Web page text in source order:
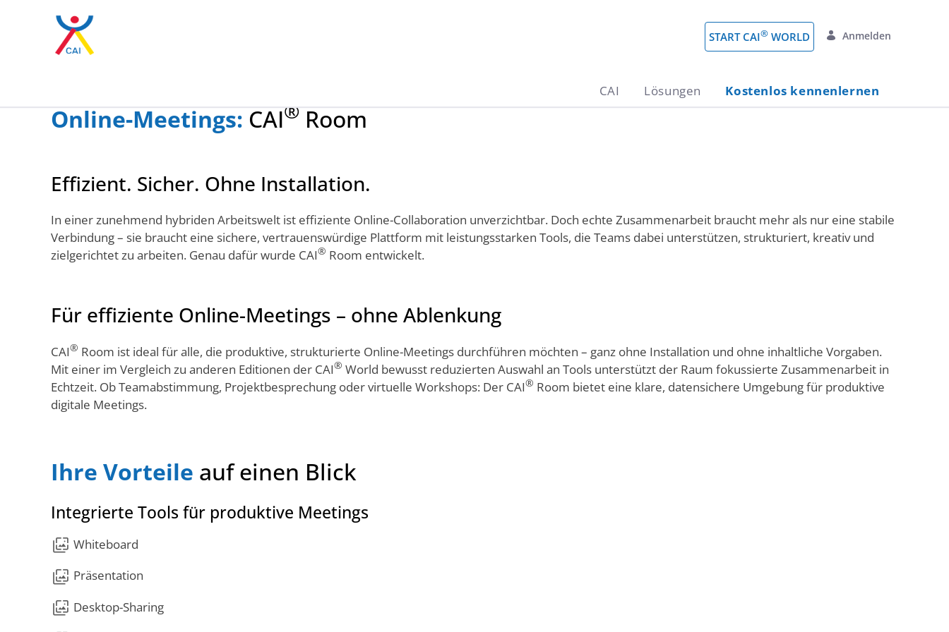
Zum Hauptinhalt springen
START CAI® WORLD Anmelden
CAI Lösungen Kostenlos kennenlernen
Online-Collaboration
Online-Meetings: CAI® Room
Effizient. Sicher. Ohne Installation.
In einer zunehmend hybriden Arbeitswelt ist effiziente Online-Collaboration unverzichtbar. Doch echte Zusammenarbeit braucht mehr als nur eine stabile
Verbindung – sie braucht eine sichere, vertrauenswürdige Plattform mit leistungsstarken Tools, die Teams dabei unterstützen, strukturiert, kreativ und
zielgerichtet zu arbeiten. Genau dafür wurde CAI® Room entwickelt.
Für effiziente Online-Meetings – ohne Ablenkung
CAI® Room ist ideal für alle, die produktive, strukturierte Online-Meetings durchführen möchten – ganz ohne Installation und ohne inhaltliche Vorgaben.
Mit einer im Vergleich zu anderen Editionen der CAI® World bewusst reduzierten Auswahl an Tools unterstützt der Raum fokussierte Zusammenarbeit in
Echtzeit. Ob Teamabstimmung, Projektbesprechung oder virtuelle Workshops: Der CAI® Room bietet eine klare, datensichere Umgebung für produktive
digitale Meetings.
Ihre Vorteile auf einen Blick
Integrierte Tools für produktive Meetings
wallpaper_slideshow Whiteboard
wallpaper_slideshow Präsentation
wallpaper_slideshow Desktop-Sharing